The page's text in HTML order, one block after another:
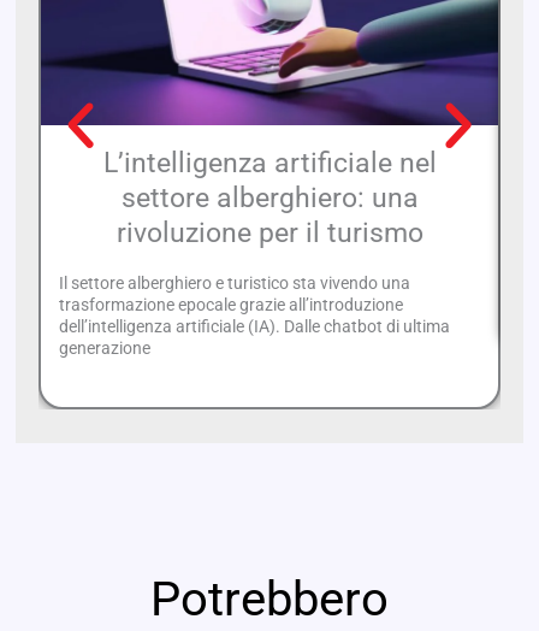
L’intelligenza artificiale nel
settore alberghiero: una
rivoluzione per il turismo
Il settore alberghiero e turistico sta vivendo una
trasformazione epocale grazie all’introduzione
dell’intelligenza artificiale (IA). Dalle chatbot di ultima
generazione
Potrebbero